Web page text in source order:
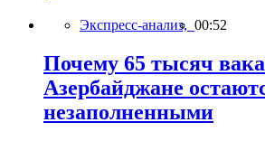
Экспресс-анализ, 00:52
Почему 65 тысяч
Азербайджане
незаполненными